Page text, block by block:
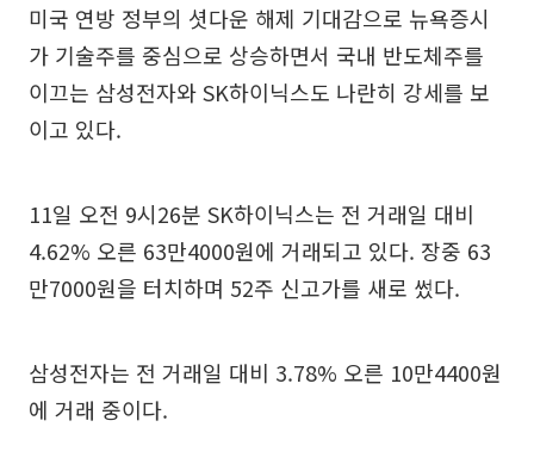
미국 연방 정부의 셧다운 해제 기대감으로 뉴욕증시
가 기술주를 중심으로 상승하면서 국내 반도체주를
이끄는 삼성전자와 SK하이닉스도 나란히 강세를 보
이고 있다.
11일 오전 9시26분 SK하이닉스는 전 거래일 대비
4.62% 오른 63만4000원에 거래되고 있다. 장중 63
만7000원을 터치하며 52주 신고가를 새로 썼다.
삼성전자는 전 거래일 대비 3.78% 오른 10만4400원
에 거래 중이다.